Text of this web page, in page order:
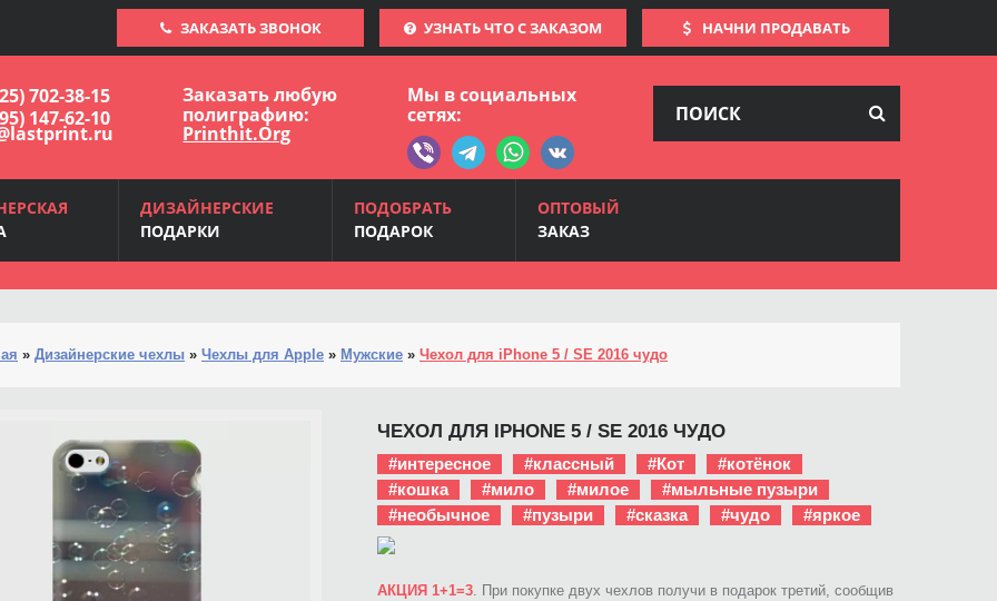
ЗАКАЗАТЬ ЗВОНОК УЗНАТЬ ЧТО С ЗАКАЗОМ НАЧНИ ПРОДАВАТЬ
702-38-15
147-62-10
Заказать любую
полиграфию:
Printhit.Org
Мы в социальных
сетях:
ДИЗАЙНЕРСКИЕ
ПОДАРКИ
ПОДОБРАТЬ
ПОДАРОК
ОПТОВЫЙ
ЗАКАЗ
» Дизайнерские чехлы » Чехлы для Apple » Мужские » Чехол для iPhone 5 / SE 2016 чудо
ЧЕХОЛ ДЛЯ IPHONE 5 / SE 2016 ЧУДО
#интересное #классный #Кот
#котёнок
#кошка
#мило #милое
#мыльные пузыри
#необычное
#пузыри #сказка #чудо #яркое
АКЦИЯ 1+1=3. При покупке двух чехлов получи в подарок третий, сообщив